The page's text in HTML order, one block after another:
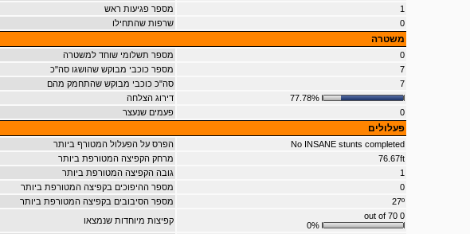
מספר פגיעות ראש
1
שרפות שהתחילו
0
משטרה
מספר תשלומי שוחד למשטרה
0
מספר כוכבי מבוקש שהושגו סה"כ
7
סה"כ כוכבי מבוקש שהתחמק מהם
7
דירוג הצלחה
77.78%
פעמים שנעצר
0
פעלולים
הפרס על הפעלול המטורף ביותר
No INSANE stunts completed
מרחק הקפיצה המטורפת ביותר
76.67ft
גובה הקפיצה המטורפת ביותר
1
מספר ההיפוכים בקפיצה המטורפת ביותר
0
מספר הסיבובים בקפיצה המטורפת ביותר
27º
קפיצות מיוחדות שנמצאו
0 out of 70
0%